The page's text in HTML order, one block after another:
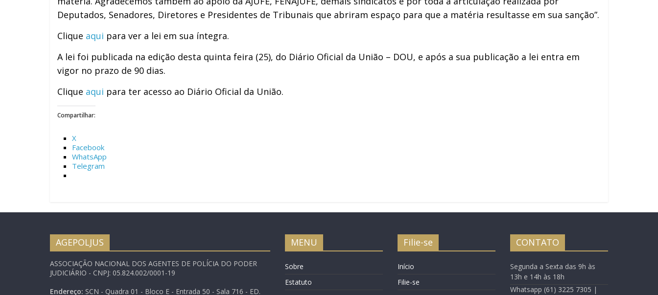
Deputados, Senadores, Diretores e Presidentes de Tribunais que abriram espaço para que a matéria resultasse em sua sanção”.
Clique aqui para ver a lei em sua íntegra.
A lei foi publicada na edição desta quinta feira (25), do Diário Oficial da União – DOU, e após a sua publicação a lei entra em
vigor no prazo de 90 dias.
Clique aqui para ter acesso ao Diário Oficial da União.
Compartilhar:
X
Facebook
WhatsApp
Telegram
AGEPOLJUS
ASSOCIAÇÃO NACIONAL DOS AGENTES DE POLÍCIA DO PODER
JUDICIÁRIO - CNPJ: 05.824.002/0001-19
Endereço: SCN - Quadra 01 - Bloco E - Entrada 50 - Sala 716 - ED.
MENU
Sobre
Estatuto
Filie-se
Início
Filie-se
CONTATO
Segunda a Sexta das 9h às
13h e 14h às 18h
Whatsapp (61) 3225 7305 |